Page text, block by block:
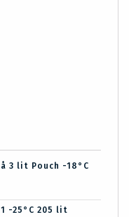
3 lit Pouch -18°C
-25°C 205 lit